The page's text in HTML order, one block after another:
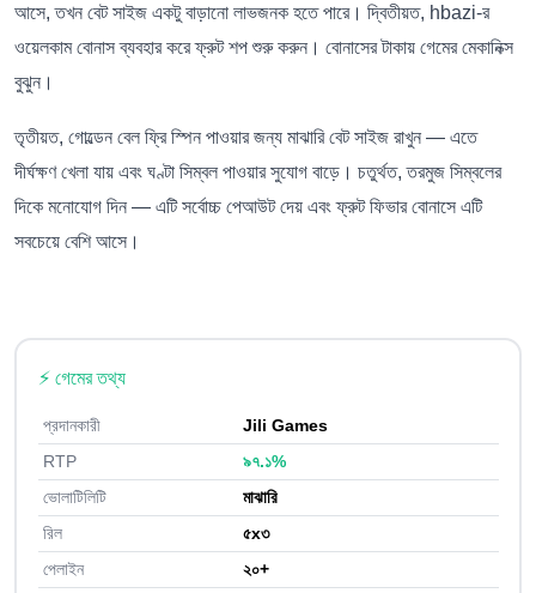
আসে, তখন বেট সাইজ একটু বাড়ানো লাভজনক হতে পারে। দ্বিতীয়ত, hbazi-র
ওয়েলকাম বোনাস ব্যবহার করে ফ্রুট শপ শুরু করুন। বোনাসের টাকায় গেমের মেকানিক্স
বুঝুন।
তৃতীয়ত, গোল্ডেন বেল ফ্রি স্পিন পাওয়ার জন্য মাঝারি বেট সাইজ রাখুন — এতে
দীর্ঘক্ষণ খেলা যায় এবং ঘণ্টা সিম্বল পাওয়ার সুযোগ বাড়ে। চতুর্থত, তরমুজ সিম্বলের
দিকে মনোযোগ দিন — এটি সর্বোচ্চ পেআউট দেয় এবং ফ্রুট ফিভার বোনাসে এটি
সবচেয়ে বেশি আসে।
⚡ গেমের তথ্য
প্রদানকারী
Jili Games
RTP
৯৭.১%
ভোলাটিলিটি
মাঝারি
রিল
৫x৩
পেলাইন
২০+